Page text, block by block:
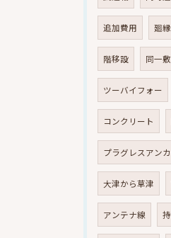
追加費用 廻縁
階移設 同一
ツーバイフォー
コンクリート
プラグレスアン
大津から草津
アンテナ線